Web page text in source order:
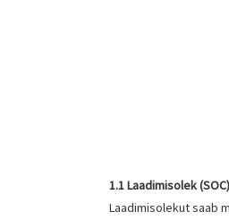
1.1 Laadimisolek (SOC)
Laadimisolekut saab